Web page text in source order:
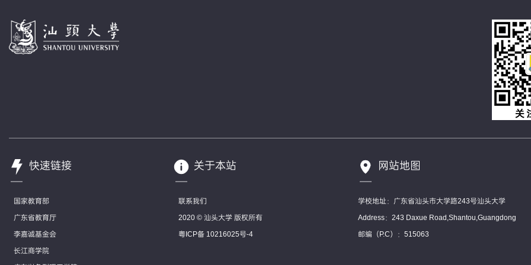
快速链接
国家教育部
广东省教育厅
李嘉诚基金会
长江商学院
关于本站
联系我们
2020 © 汕头大学 版权所有
粤ICP备 10216025号-4
网站地图
学校地址：广东省汕头市大学路243号汕头大学
Address：243 Daxue Road,Shantou,Guangdong
邮编（P.C）：515063